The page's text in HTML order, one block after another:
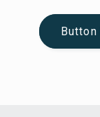
Button